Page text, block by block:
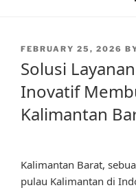
POSTED
FEBRUARY 25, 2026
Solusi
Inovatif
Kalimantan
Kalimantan Barat,
pulau Kalimantan di